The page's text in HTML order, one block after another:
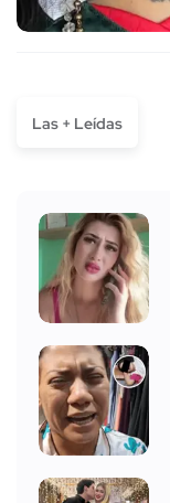
Las + Leídas